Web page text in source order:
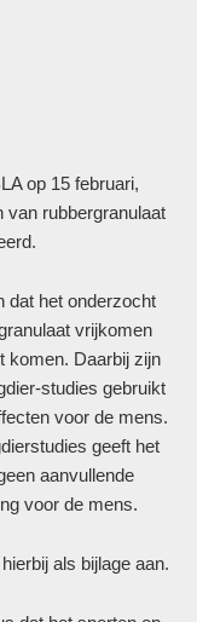
op 15 februari,
van rubbergranulaat
dat het onderzocht
vrijkomen
komen. Daarbij zijn
studies gebruikt
voor de mens.
geeft het
aanvullende
voor de mens.
als bijlage aan.